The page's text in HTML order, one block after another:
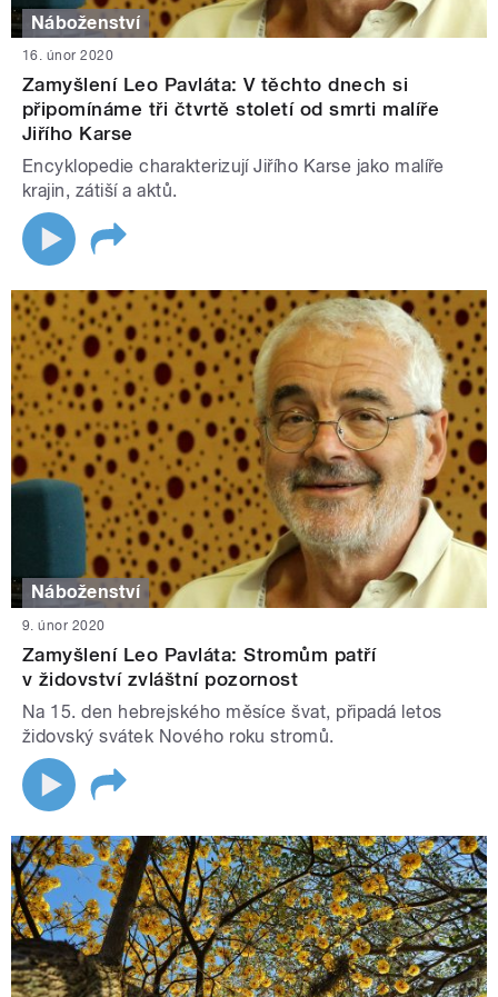
Náboženství
16. únor 2020
Zamyšlení Leo Pavláta: V těchto dnech si
připomínáme tři čtvrtě století od smrti malíře
Jiřího Karse
Encyklopedie charakterizují Jiřího Karse jako malíře
krajin, zátiší a aktů.
Náboženství
9. únor 2020
Zamyšlení Leo Pavláta: Stromům patří
v židovství zvláštní pozornost
Na 15. den hebrejského měsíce švat, připadá letos
židovský svátek Nového roku stromů.